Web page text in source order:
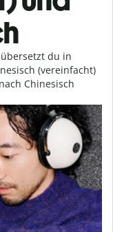
du in
(vereinfacht)
Chinesisch